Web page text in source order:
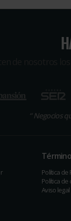
“Negocios
Política de
Política de
Aviso legal